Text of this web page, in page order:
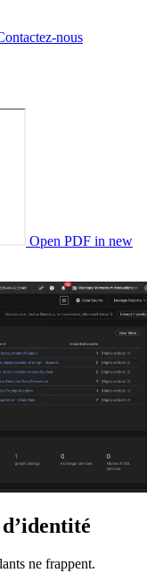
nous
Open PDF in new
ne frappent.